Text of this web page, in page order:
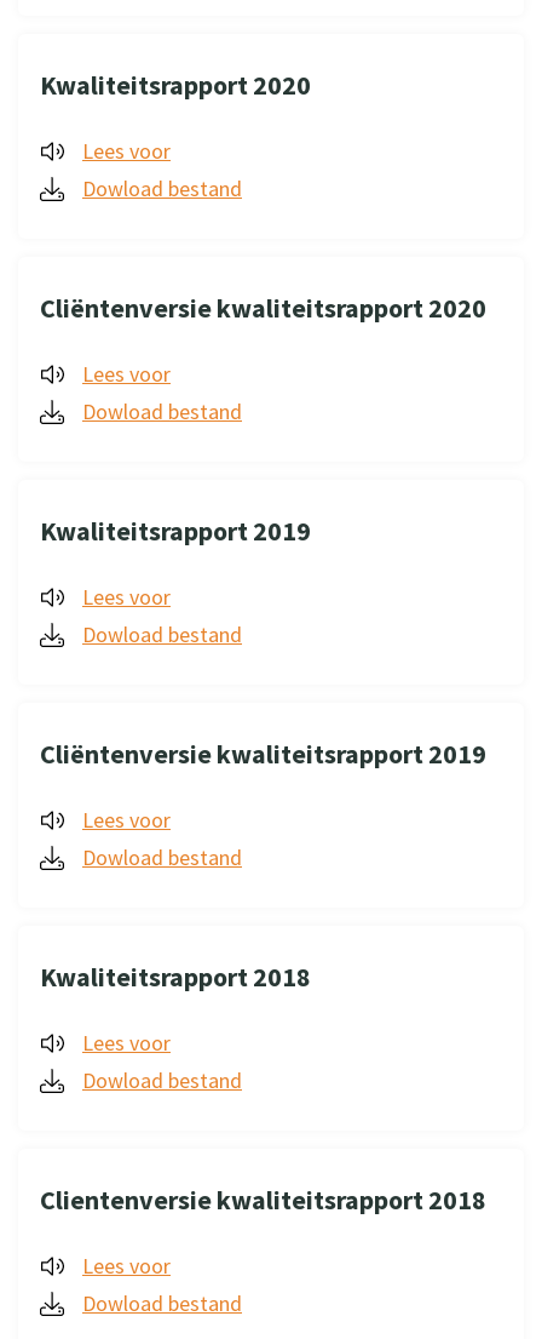
Kwaliteitsrapport 2020
Lees voor
Dowload bestand
Cliëntenversie kwaliteitsrapport 2020
Lees voor
Dowload bestand
Kwaliteitsrapport 2019
Lees voor
Dowload bestand
Cliëntenversie kwaliteitsrapport 2019
Lees voor
Dowload bestand
Kwaliteitsrapport 2018
Lees voor
Dowload bestand
Clientenversie kwaliteitsrapport 2018
Lees voor
Dowload bestand